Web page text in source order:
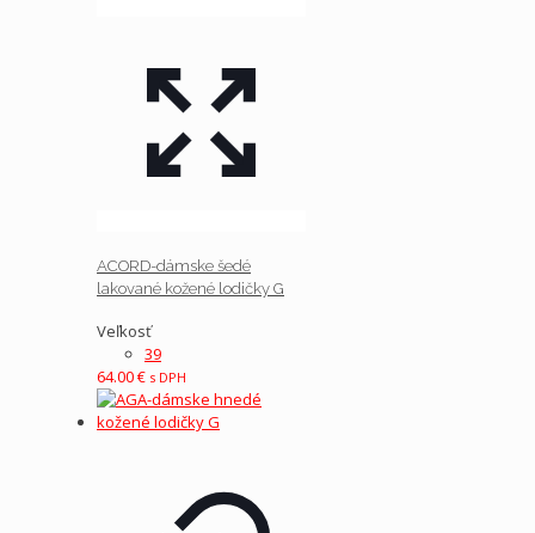
ACORD-dámske šedé
lakované kožené lodičky G
Veľkosť
39
64.00€ s DPH